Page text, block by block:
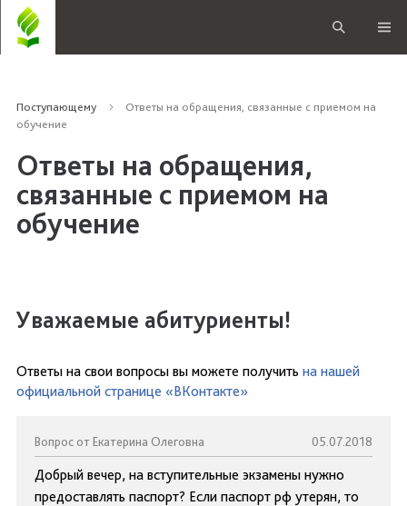
Поступающему
Ответы на обращения, связанные с приемом на
обучение
Ответы на обращения,
связанные с приемом на
обучение
Уважаемые абитуриенты!
Ответы на свои вопросы вы можете получить на нашей
официальной странице «ВКонтакте»
Вопрос от Екатерина Олеговна 05.07.2018
Добрый вечер, на вступительные экзамены нужно
предоставлять паспорт? Если паспорт рф утерян, то